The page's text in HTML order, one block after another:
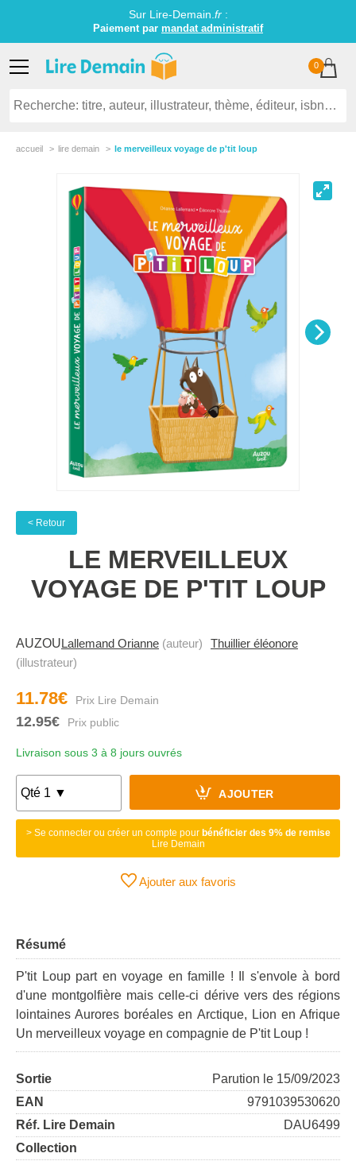
Sur Lire-Demain. fr:
Paiement par mandat administratif
0
accueil lire demain le merveilleux voyage de p'tit loup
< Retour
LE MERVEILLEUX
VOYAGE DE P'TIT LOUP
AUZOULallemand Orianne (auteur)
Thuillier éléonore
(illustrateur)
11.78€
12.95€
Livraison sous 3 à 8 jours ouvrés
AJOUTER
> Se connecter ou créer un compte pour bénéficier des 9% de remise
Lire Demain
Ajouter aux favoris
Résumé
P'tit Loup part en voyage en famille ! Il s'envole à bord
d'une montgolfière mais celle-ci dérive vers des régions
lointaines Aurores boréales en Arctique, Lion en Afrique
Un merveilleux voyage en compagnie de P'tit Loup !
Sortie
Parution le 15/09/2023
EAN
9791039530620
Réf. Lire Demain
DAU6499
Collection